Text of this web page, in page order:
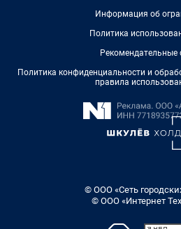
Информация об
Политика
Рекомендательные
Политика конфиденциальности и
правила
© ООО «Сеть
© ООО «Интернет